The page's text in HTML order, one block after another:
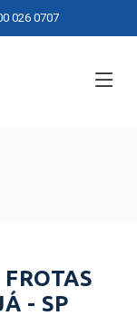
026 0707
- SP